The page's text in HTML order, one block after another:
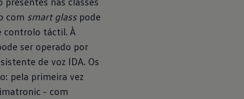
com smart glasspode
controlo táctil. À
ser operado por
de voz IDA. Os
pela primeira vez
- com